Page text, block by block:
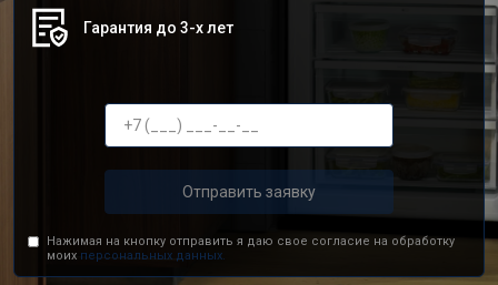
Гарантия до 3-х лет
Отправить заявку
Нажимая на кнопку отправить я даю свое согласие на обработку
моих персональных данных.